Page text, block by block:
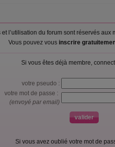
et l’utilisation du forum sont réservés
Vous pouvez vous inscrire
Si vous êtes déjà membre,
votre pseudo :
votre mot de passe :
(envoyé par email)
Si vous avez oublié votre mot de